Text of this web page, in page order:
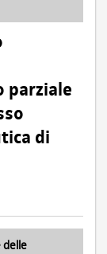
parziale
di
delle